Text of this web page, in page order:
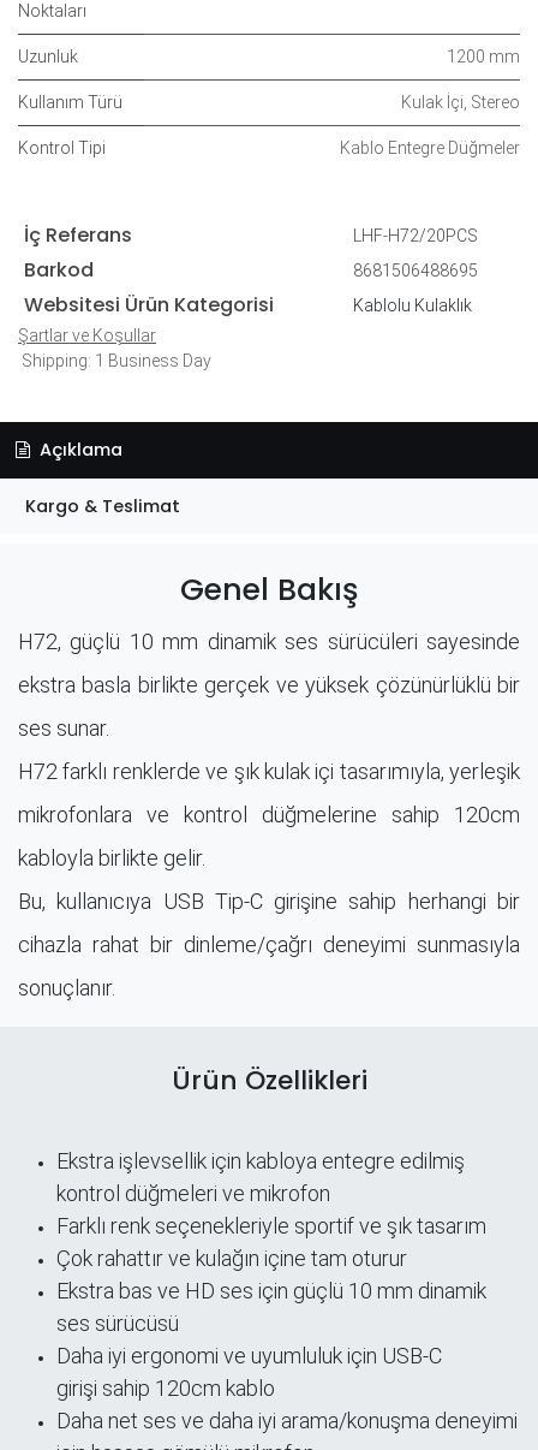
Noktaları
Uzunluk 1200 mm
Kullanım Türü Kulak İçi, Stereo
Kontrol Tipi Kablo Entegre Düğmeler
İç Referans LHF-H72/20PCS
Barkod 8681506488695
Websitesi Ürün Kategorisi
Kablolu Kulaklık
Şartlar ve Koşullar
Shipping: 1 Business Day
Açıklama
Kargo & Teslimat
Genel Bakış
H72, güçlü 10 mm dinamik ses sürücüleri sayesinde
ekstra basla birlikte gerçek ve yüksek çözünürlüklü bir
ses sunar.
H72 farklı renklerde ve şık kulak içi tasarımıyla, yerleşik
mikrofonlara ve kontrol düğmelerine sahip 120cm
kabloyla birlikte gelir.
Bu, kullanıcıya USB Tip-C girişine sahip herhangi bir
cihazla rahat bir dinleme/çağrı deneyimi sunmasıyla
sonuçlanır.
Ürün Özellikleri
Ekstra işlevsellik için kabloya entegre edilmiş
kontrol düğmeleri ve mikrofon
Farklı renk seçenekleriyle sportif ve şık tasarım
Çok rahattır ve kulağın içine tam oturur
Ekstra bas ve HD ses için güçlü 10 mm dinamik
ses sürücüsü
Daha iyi ergonomi ve uyumluluk için USB-C
girişi sahip 120cm kablo
Daha net ses ve daha iyi arama/konuşma deneyimi